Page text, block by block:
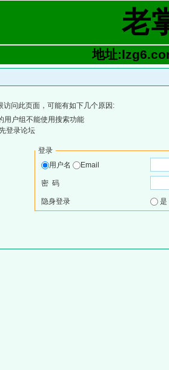
老
地址
访问此页面，可能有如下几个原因:
用户组不能使用搜索功能
登录论坛
登录
用户名
Email
密 码
隐身登录